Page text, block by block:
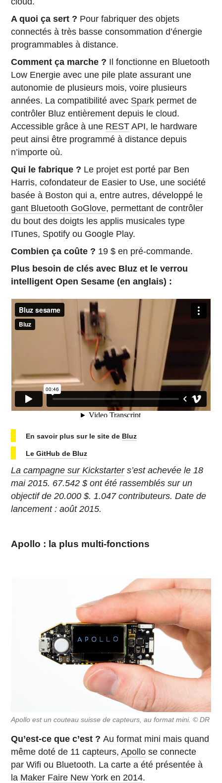
A quoi ça sert ? Pour fabriquer des objets
connectés à très basse consommation d’énergie
programmables à distance.
Comment ça marche ? Il fonctionne en Bluetooth
Low Energie avec une pile plate assurant une
autonomie de plusieurs mois, voire plusieurs
années. La compatibilité avec Spark permet de
contrôler Bluz entièrement depuis le cloud.
Accessible grâce à une REST API, le hardware
peut ainsi être programmé à distance depuis
n’importe où.
Qui le fabrique ? Le projet est porté par Ben
Harris, cofondateur de Easier to Use, une société
basée à Boston qui a, entre autres, développé le
gant Bluetooth GoGlove, permettant de contrôler
du bout des doigts les applis musicales type
ITunes, Spotify ou Google Play.
Combien ça coûte ? 19 $ en pré-commande.
Plus besoin de clés avec Bluz et le verrou
intelligent Open Sesame (en anglais) :
En savoir plus sur le site de Bluz
Le GitHub de Bluz
La campagne sur Kickstarters’est achevée le 18
mai 2015. 67.542 $ ont été rassemblés sur un
objectif de 20.000 $. 1.047 contributeurs.Date de
lancement : août 2015.
Apollo : la plus multi-fonctions
Apollo est un couteau suisse de capteurs, au format mini. © DR
Qu’est-ce que c’est ?Au format mini mais quand
même doté de 11 capteurs,Apollo se connecte
par Wifi ou Bluetooth. La carte a été présentée à
la Maker Faire New York en 2014.